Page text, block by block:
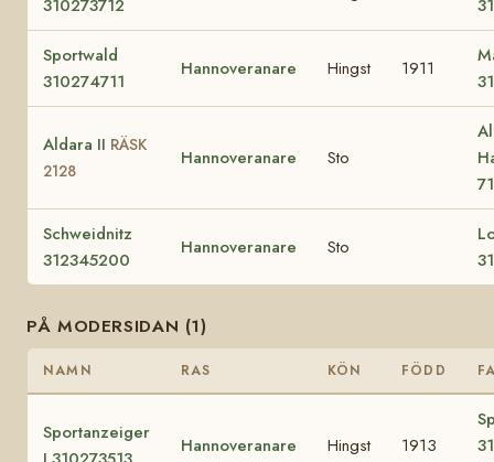
310273712
Sportwald
310274711
Hannoveranare Hingst 1911
Aldara II RÄSK
2128
Hannoveranare Sto
Schweidnitz
312345200
Hannoveranare Sto
PÅ MODERSIDAN (1)
NAMN RAS KÖN FÖDD
Sportanzeiger
Hannoveranare Hingst 1913